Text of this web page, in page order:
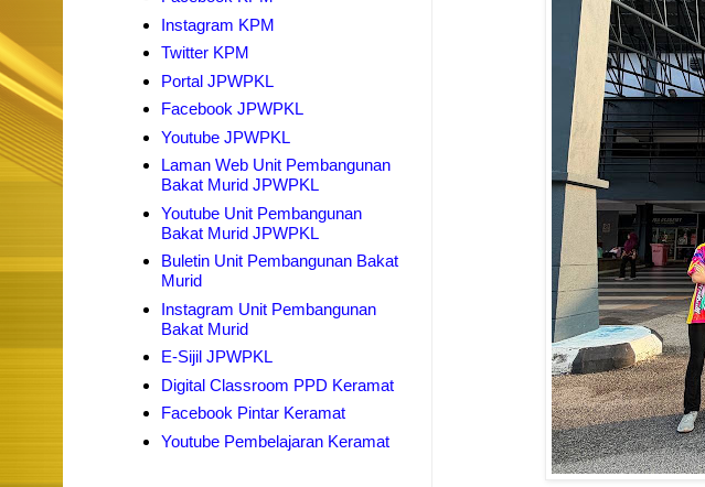
Instagram KPM
Twitter KPM
Portal JPWPKL
Facebook JPWPKL
Youtube JPWPKL
Laman Web Unit Pembangunan
Bakat Murid JPWPKL
Youtube Unit Pembangunan
Bakat Murid JPWPKL
Buletin Unit Pembangunan Bakat
Murid
Instagram Unit Pembangunan
Bakat Murid
E-Sijil JPWPKL
Digital Classroom PPD Keramat
Facebook Pintar Keramat
Youtube Pembelajaran Keramat